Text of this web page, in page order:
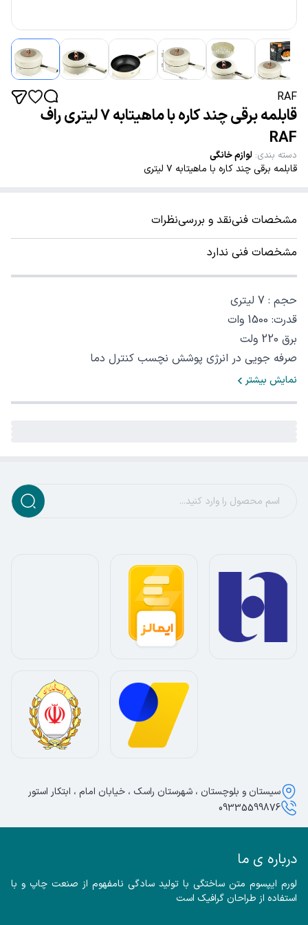
RAF
قابلمه برقی چند کاره با ماهیتابه ۷ لیتری راف
RAF
دسته بندی: لوازم خانگی
قابلمه برقی چند کاره با ماهیتابه ۷ لیتری
مشخصات فنینقد و بررسینظرات
مشخصات فنی ندارد
حجم : 7 لیتری
قدرت: 1500 وات
برق 220 ولت
صرفه جویی در انرژی پوشش نچسب کنترل دما
نمایش بیشتر
درباره ی ما
استفاده از طراحان گرافیک است
سیستان و بلوچستان ، شهرستان راسک ، خیابان امام ، ابتکار استور
09335599876